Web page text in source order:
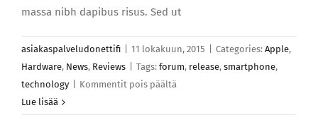
massa nibh dapibus risus. Sed ut
asiakaspalveludonettifi 11 lokakuun, 2015 Categories: Apple,
Hardware, News, Reviews Tags: forum, release, smartphone,
technology
Kommentit pois päältä
Lue lisää